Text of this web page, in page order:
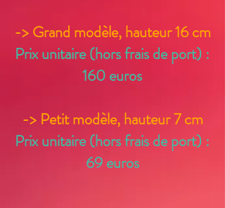
-> Grand modèle,hauteur 16 cm
Prix unitaire (hors frais de port) :
160 euros
-> Petit modèle, hauteur 7 cm
Prix unitaire (hors frais de port) :
69euros